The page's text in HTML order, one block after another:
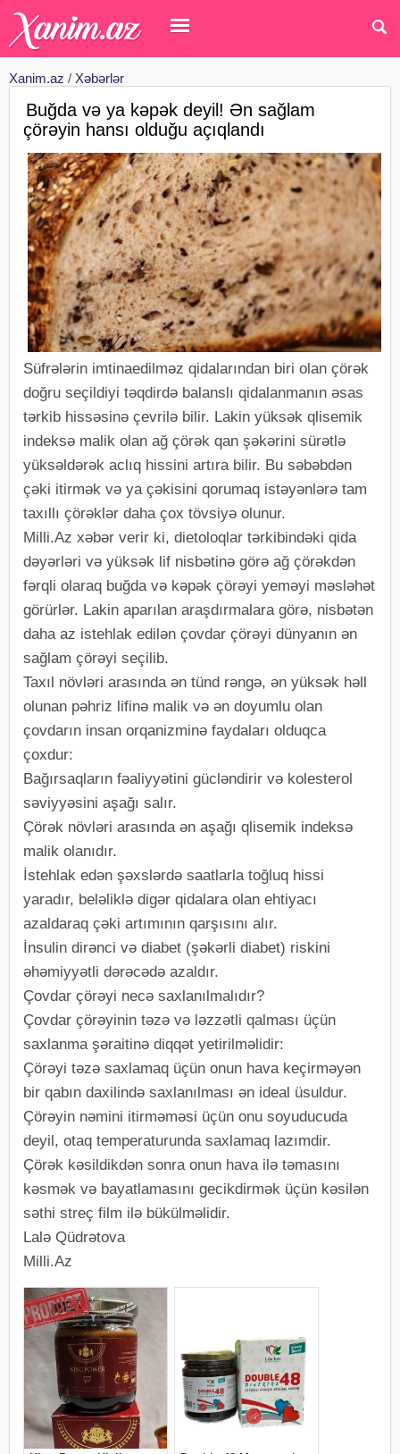
Xanim.az / Xəbərlər
Buğda və ya kəpək deyil! Ən sağlam
çörəyin hansı olduğu açıqlandı
Süfrələrin imtinaedilməz qidalarından biri olan çörək
doğru seçildiyi təqdirdə balanslı qidalanmanın əsas
tərkib hissəsinə çevrilə bilir. Lakin yüksək qlisemik
indeksə malik olan ağ çörək qan şəkərini sürətlə
yüksəldərək aclıq hissini artıra bilir. Bu səbəbdən
çəki itirmək və ya çəkisini qorumaq istəyənlərə tam
taxıllı çörəklər daha çox tövsiyə olunur.
Milli.Az xəbər verir ki, dietoloqlar tərkibindəki qida
dəyərləri və yüksək lif nisbətinə görə ağ çörəkdən
fərqli olaraq buğda və kəpək çörəyi yeməyi məsləhət
görürlər. Lakin aparılan araşdırmalara görə, nisbətən
daha az istehlak edilən çovdar çörəyi dünyanın ən
sağlam çörəyi seçilib.
Taxıl növləri arasında ən tünd rəngə, ən yüksək həll
olunan pəhriz lifinə malik və ən doyumlu olan
çovdarın insan orqanizminə faydaları olduqca
çoxdur:
Bağırsaqların fəaliyyətini gücləndirir və kolesterol
səviyyəsini aşağı salır.
Çörək növləri arasında ən aşağı qlisemik indeksə
malik olanıdır.
İstehlak edən şəxslərdə saatlarla toğluq hissi
yaradır, beləliklə digər qidalara olan ehtiyacı
azaldaraq çəki artımının qarşısını alır.
İnsulin dirənci və diabet (şəkərli diabet) riskini
əhəmiyyətli dərəcədə azaldır.
Çovdar çörəyi necə saxlanılmalıdır?
Çovdar çörəyinin təzə və ləzzətli qalması üçün
saxlanma şəraitinə diqqət yetirilməlidir:
Çörəyi təzə saxlamaq üçün onun hava keçirməyən
bir qabın daxilində saxlanılması ən ideal üsuldur.
Çörəyin nəmini itirməməsi üçün onu soyuducuda
deyil, otaq temperaturunda saxlamaq lazımdir.
Çörək kəsildikdən sonra onun hava ilə təmasını
kəsmək və bayatlamasını gecikdirmək üçün kəsilən
səthi streç film ilə bükülməlidir.
Lalə Qüdrətova
Milli.Az